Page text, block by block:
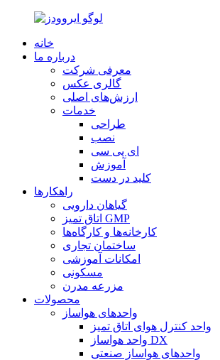
خانه
درباره ما
معرفی شرکت
گالری عکس
ارزش‌های اصلی
خدمات
طراحی
نصب
ای پی سی
آموزش
کلید در دست
راهکارها
گیاهان دارویی
اتاق تمیز GMP
کارخانه‌ها و کارگاه‌ها
ساختمان تجاری
امکانات آموزشی
مسکونی
مزرعه مدرن
محصولات
واحدهای هواساز
واحد کنترل هوای اتاق تمیز
واحد هواساز DX
واحدهای هواساز صنعتی